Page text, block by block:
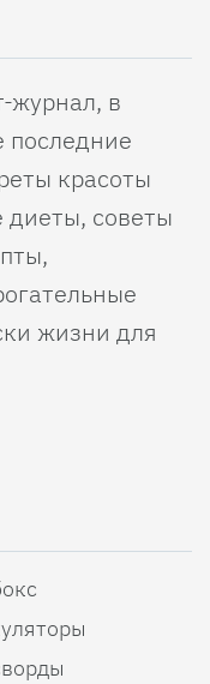
журнал, в
красоты
советы
жизни для